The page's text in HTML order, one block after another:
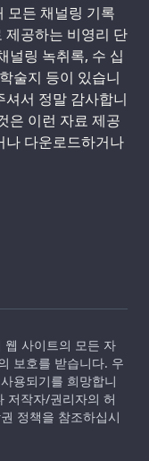
모든 채널링 기록
제공하는 비영리 단
널링 녹취록, 수 십
술지 등이 있습니
서 정말 감사합니
은 이런 자료 제공
나 다운로드하거나
사이트의 모든 자
보호를 받습니다. 우
용되기를 희망합니
저작자/권리자의 허
정책을 참조하십시